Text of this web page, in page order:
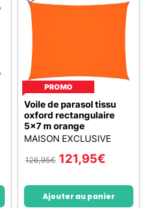
PROMO
Voile de parasol tissu
oxford rectangulaire
5x7 m orange
MAISON EXCLUSIVE
126,95€ 121,95€
Ajouter au panier